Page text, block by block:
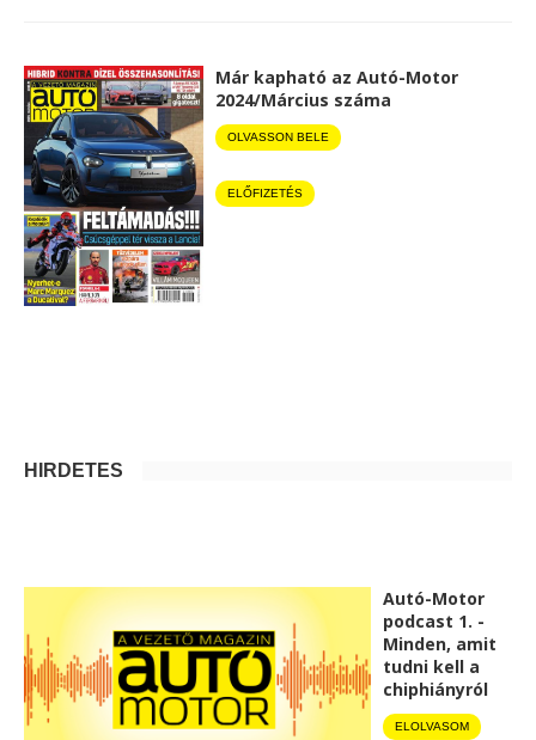
Már kapható az Autó-Motor
2024/Március száma
OLVASSON BELE
ELŐFIZETÉS
HIRDETÉS
Autó-Motor
podcast 1. -
Minden, amit
tudni kell a
chiphiányról
ELOLVASOM